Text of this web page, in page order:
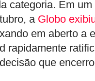
categoria. Em
a Globo
em aberto a
rapidamente
que